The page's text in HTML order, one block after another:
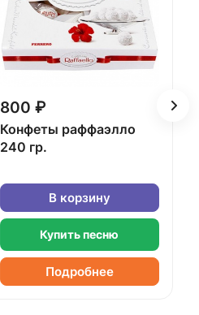
800 ₽
Конфеты раффаэлло
240 гр.
В корзину
Купить песню
Подробнее